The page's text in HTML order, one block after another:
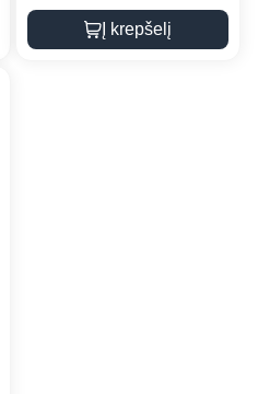
Į krepšelį